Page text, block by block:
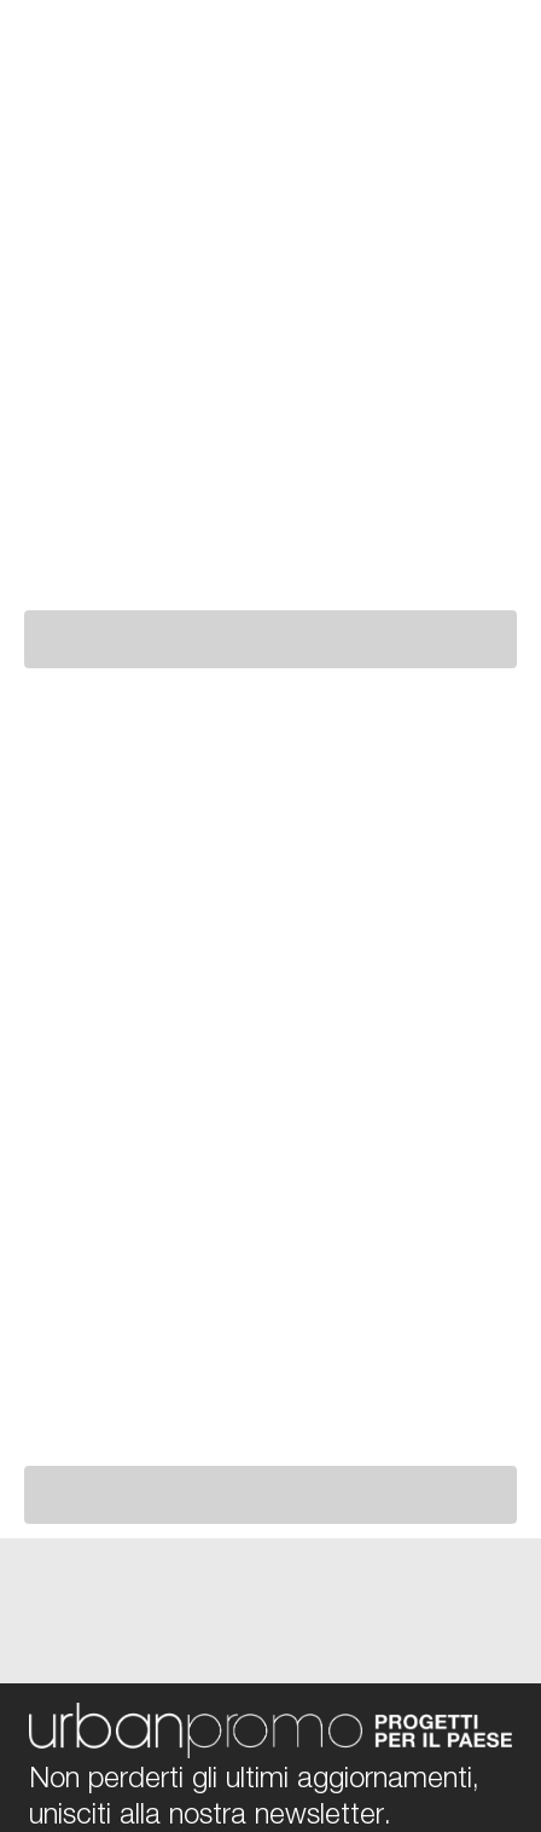
Non perderti gli ultimi aggiornamenti,
unisciti alla nostra newsletter.